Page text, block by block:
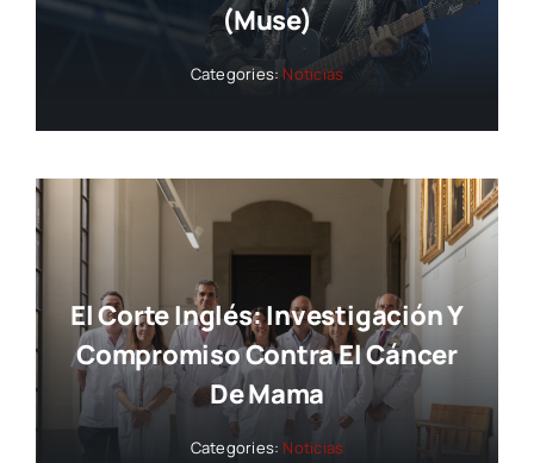
(Muse)
Categories: Noticias
El Corte Inglés: Investigación Y
Compromiso Contra El Cáncer
De Mama
Categories: Noticias